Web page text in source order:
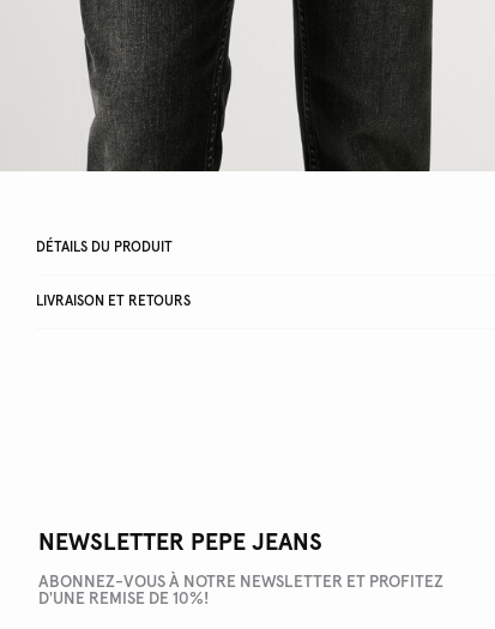
DÉTAILS DU PRODUIT
LIVRAISON ET RETOURS
NEWSLETTER PEPE JEANS
ABONNEZ-VOUS À NOTRE NEWSLETTER ET PROFITEZ
D'UNE REMISE DE 10%!